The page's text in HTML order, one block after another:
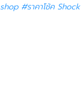
#ราคาโช้ค Shock